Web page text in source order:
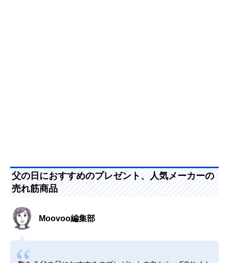
父の日におすすめのプレゼント、人気メーカーの
売れ筋商品
Moovoo編集部